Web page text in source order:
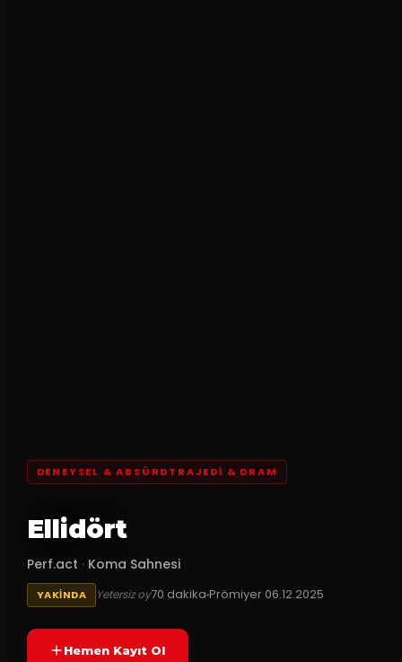
DENEYSEL & ABSÜRDTRAJEDI & DRAM
Ellidört
Perf.act · Koma Sahnesi
YAKINDA Yetersiz oy70 dakikaPrömiyer 06.12.2025
Hemen Kayıt Ol